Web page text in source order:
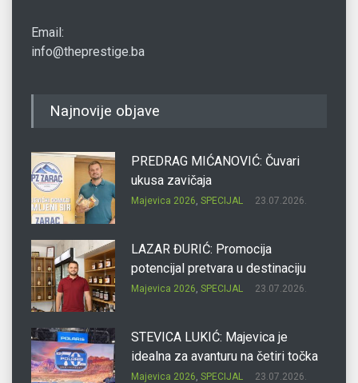
Email:
info@theprestige.ba
Najnovije objave
PREDRAG MIĆANOVIĆ: Čuvari
ukusa zavičaja
Majevica 2026, SPECIJAL 23.07.2026.
LAZAR ĐURIĆ: Promocija
potencijal pretvara u destinaciju
Majevica 2026, SPECIJAL 23.07.2026.
STEVICA LUKIĆ: Majevica je
idealna za avanturu na četiri točka
Majevica 2026, SPECIJAL 23.07.2026.